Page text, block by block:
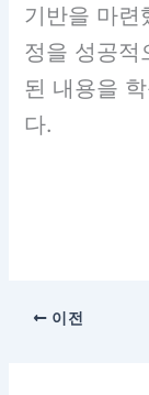
기반을 마련
정을 성공적
된 내용을
다.
이전